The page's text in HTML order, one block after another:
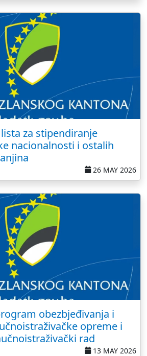
za stipendiranje
nacionalnosti i ostalih
26 MAY 2026
obezbjeđivanja i
opreme i
rad
13 MAY 2026